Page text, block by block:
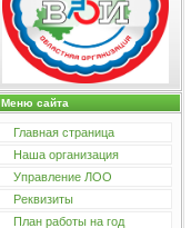
Меню сайта
Главная страница
Наша организация
Управление ЛОО
Реквизиты
План работы на год